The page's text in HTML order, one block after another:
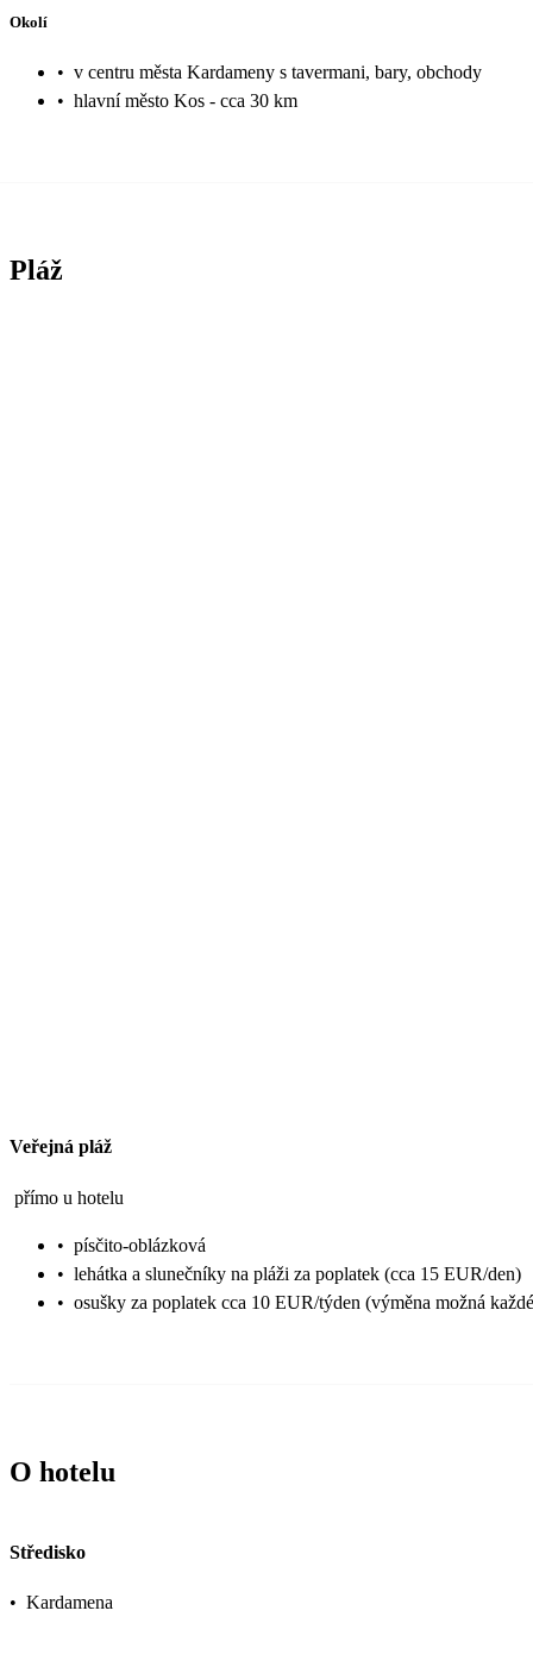
Okolí
• v centru města Kardameny s tavermani, bary, obchody
• hlavní město Kos - cca 30 km
Pláž
Veřejná pláž
přímo u hotelu
• písčito-oblázková
• lehátka a slunečníky na pláži za poplatek (cca 15 EUR/den)
• osušky za poplatek cca 10 EUR/týden (výměna možná
O hotelu
Středisko
• Kardamena